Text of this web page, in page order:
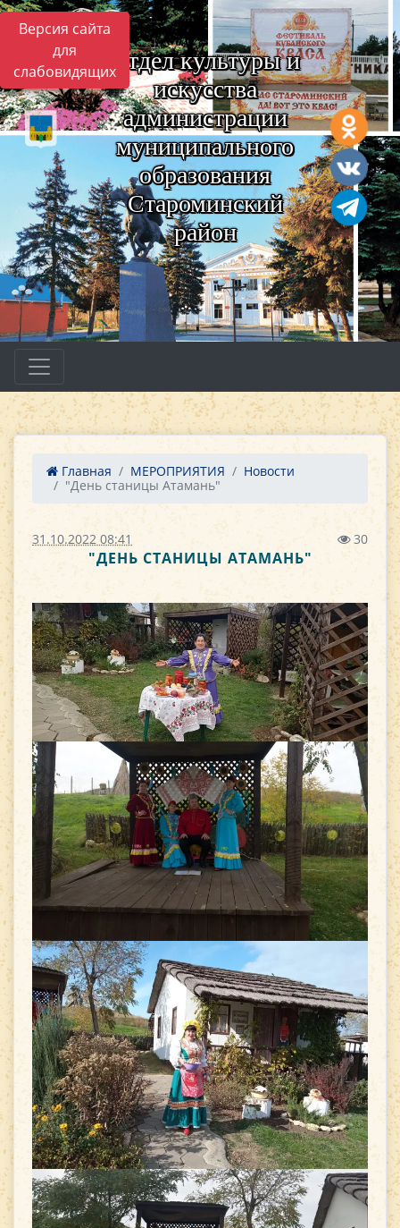
Версия сайта
для
слабовидящих Отдел культуры и
искусства
администрации
муниципального
образования
Староминский
район
Главная МЕРОПРИЯТИЯ
Новости
"День станицы Атамань"
31.10.2022 08:41 30
"ДЕНЬ СТАНИЦЫ АТАМАНЬ"